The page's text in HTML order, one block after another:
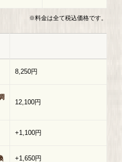
※料金は全て税込価格です。
8,250円
12,100円
+1,100円
+1,650円